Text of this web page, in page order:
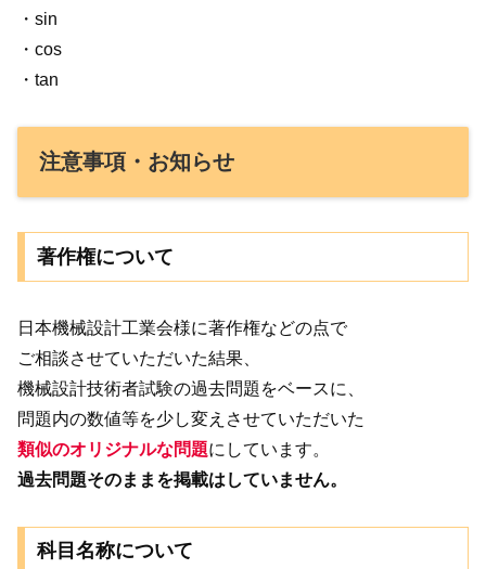
・sin
・cos
・tan
注意事項・お知らせ
著作権について
日本機械設計工業会様に著作権などの点で
ご相談させていただいた結果、
機械設計技術者試験の過去問題をベースに、
問題内の数値等を少し変えさせていただいた
類似のオリジナルな問題にしています。
過去問題そのままを掲載はしていません。
科目名称について